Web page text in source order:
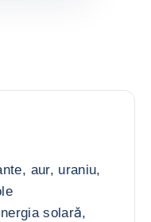
aur, uraniu,
solară,